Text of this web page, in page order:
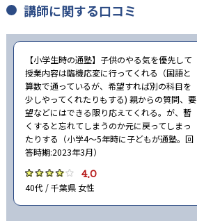
講師に関する口コミ
【小学生時の通塾】子供のやる気を優先して
授業内容は臨機応変に行ってくれる（国語と
算数で通っているが、希望すれば別の科目を
少しやってくれたりもする) 親からの質問、要
望などにはできる限り応えてくれる。が、暫
くすると忘れてしまうのか元に戻ってしまっ
たりする（小学4〜5年時に子どもが通塾。回
答時期:2023年3月）
4.0
40代 / 千葉県 女性